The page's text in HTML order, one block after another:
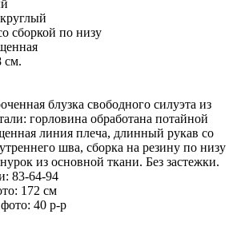
сборкой по низу
см.
блузка свободного силуэта из
горловина обработана потайной
линия плеча, длинный рукав со
шва, сборка на резину по низу
из основной ткани. Без застежки.
83-64-94
172 см
40 р-р